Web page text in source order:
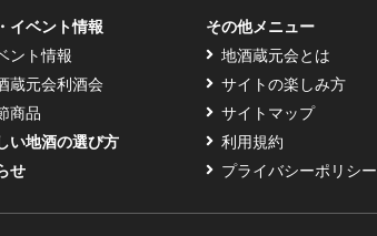
イベント情報
ント情報
蔵元会利酒会
商品
い地酒の選び方
せ
その他メニュー
地酒蔵元会とは
サイトの楽しみ方
サイトマップ
利用規約
プライバシーポリシー